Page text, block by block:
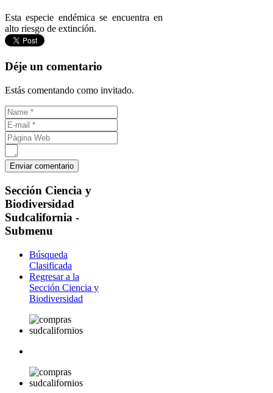
Esta especie endémica se encuentra en
alto riesgo de extinción.
Déje un comentario
Estás comentando como invitado.
Sección Ciencia y
Biodiversidad
Sudcalifornia -
Submenu
Búsqueda
Clasificada
Regresar a la
Sección Ciencia y
Biodiversidad